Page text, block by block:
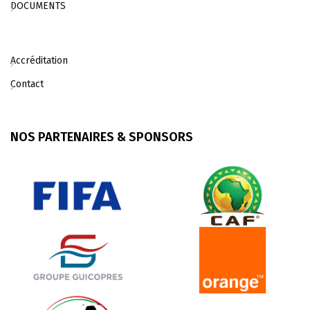
DOCUMENTS
Accréditation
Contact
NOS PARTENAIRES & SPONSORS